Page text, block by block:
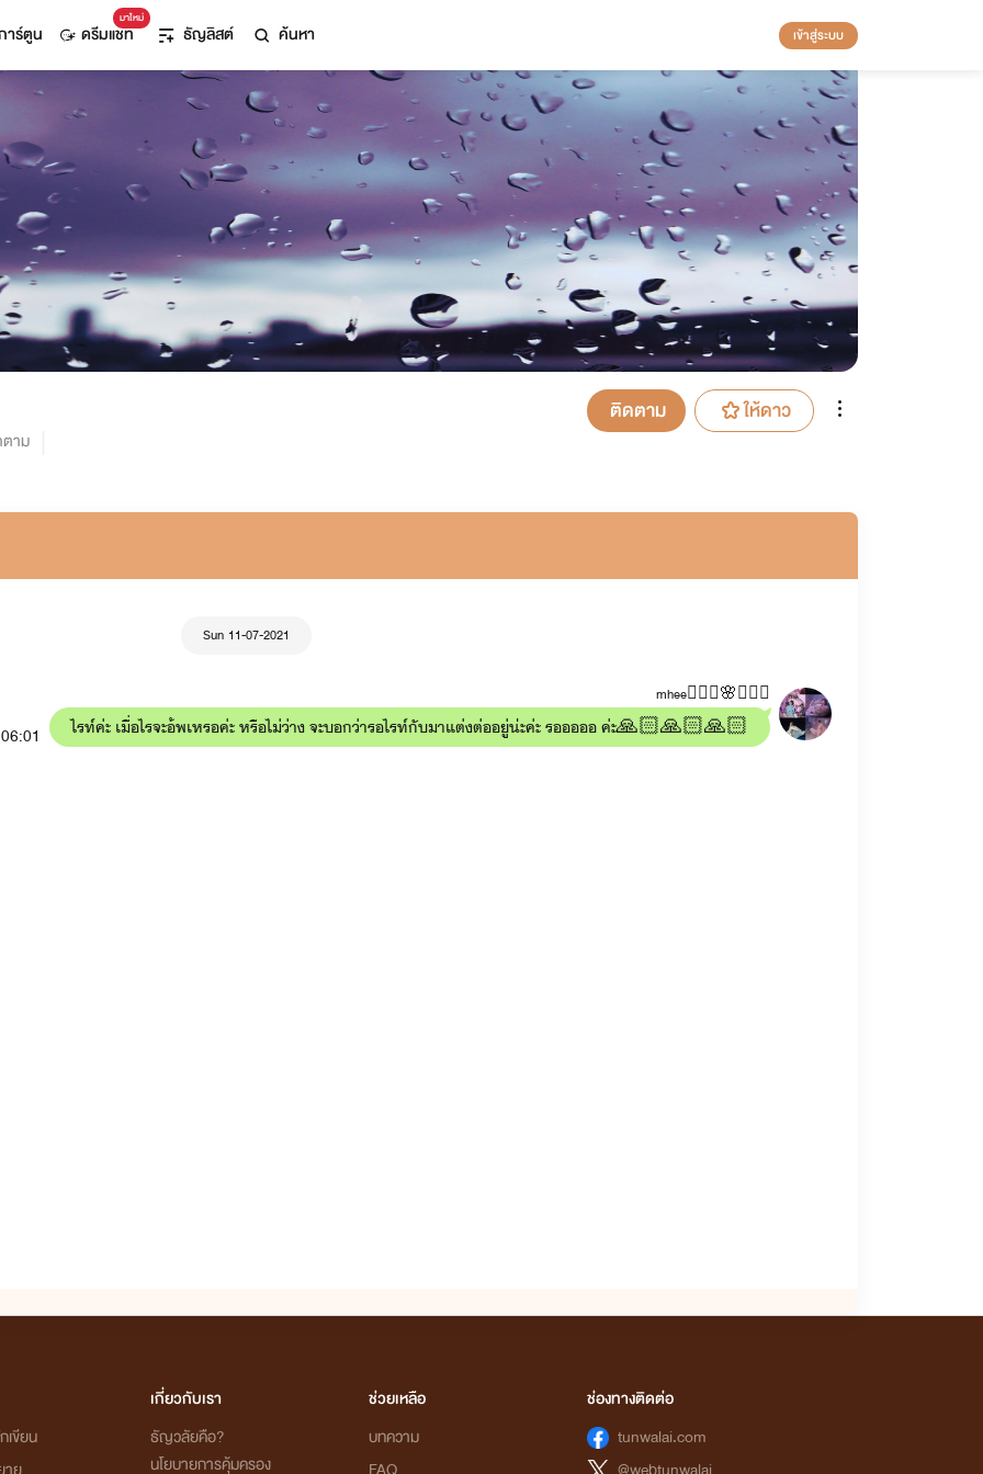
าร์ตูน
มาใหม่
ดรีมแชท ธัญลิสต์ ค้นหา เข้าสู่ระบบ
าม
ติดตาม ให้ดาว
Sun 11-07-2021
mhee🧚🏼‍♀️🌸🧚🏼‍♀️
06:01 ไรท์ค่ะ เมื่อไรจะอ้พเหรอค่ะ หรือไม่ว่าง จะบอกว่ารอไรท์กับมาแต่งต่ออยู่น่ะค่ะ รอออออ ค่ะ🙏🏻🙏🏻🙏🏻
เขียน
เกี่ยวกับเรา
ธัญวลัยคือ?
นโยบายการคุ้มครอง
ช่วยเหลือ
บทความ
ช่องทางติดต่อ
tunwalai.com